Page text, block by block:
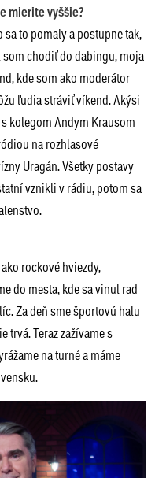
mierite vyššie?
to pomaly a postupne tak,
som chodiť do dabingu, moja
kde som ako moderátor
ľudia stráviť víkend. Akýsi
kolegom Andym Krausom
na rozhlasové
Uragán. Všetky postavy
vznikli v rádiu, potom sa
rockové hviezdy,
do mesta, kde sa vinul rad
Za deň sme športovú halu
trvá. Teraz zažívame s
na turné a máme